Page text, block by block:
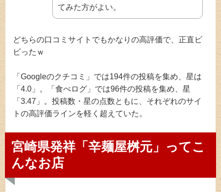
てみた方がよい。
どちらの口コミサイトでもかなりの高評価で、正直ビ
ビったｗ
「Googleのクチコミ」では194件の投稿を集め、星は
「4.0」。「食べログ」では96件の投稿を集め、星
「3.47」。投稿数・星の点数ともに、それぞれのサイ
トの高評価ラインを軽く超えていた。
宮崎県発祥「辛麺屋桝元」ってこ
んなお店